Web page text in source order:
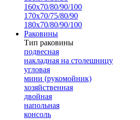
160х70/80/90/100
170х70/75/80/90
180х70/80/90/100
Раковины
Тип раковины
подвесная
накладная на столешницу
угловая
мини (рукомойник)
хозяйственная
двойная
напольная
консоль